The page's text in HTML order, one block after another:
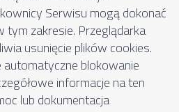
Serwisu mogą dokonać
zakresie. Przeglądarka
usunięcie plików cookies.
blokowanie
informacje na ten
lub dokumentacja